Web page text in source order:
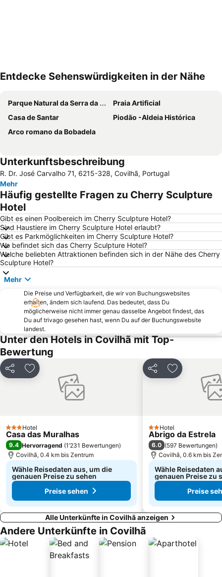
Entdecke Sehenswürdigkeiten in der Nähe
Parque Natural da Serra da Estrela
Praia Artificial
Casa de Santar
Piodão -Aldeia Histórica
Arco romano da Bobadela
Unterkunftsbeschreibung
R. Dr. José Carvalho 71, 6215-328, Covilhã, Portugal
Mehr
Häufig gestellte Fragen zu Cherry Sculpture
Hotel
Gibt es einen Poolbereich im Cherry Sculpture Hotel?
Sind Haustiere im Cherry Sculpture Hotel erlaubt?
Gibt es Parkmöglichkeiten im Cherry Sculpture Hotel?
Wo befindet sich das Cherry Sculpture Hotel?
Welche beliebten Attraktionen befinden sich in der Nähe des Cherry
Sculpture Hotel?
Mehr
Die Preise und Verfügbarkeit, die wir von Buchungswebsites
erhalten, ändern sich laufend. Das bedeutet, dass Du
möglicherweise nicht immer genau dasselbe Angebot findest, das
Du auf trivago gesehen hast, wenn Du auf der Buchungswebsite
landest.
Unter den Hotels in Covilhã mit Top-
Bewertung
Teilen Zu Favoriten hinzufügen
3 Sterne
Hotel
Casa das Muralhas
9.4 Hervorragend (1’231 Bewertungen)
Covilhã, 0.4 km bis Zentrum
Wähle Reisedaten aus, um die
genauen Preise zu sehen
Preise sehen
Teilen Zu Favoriten
2 Sterne
Hotel
Abrigo da Estrela
6.0 (597 Bewertungen)
Covilhã, 0.6 km bis
Wähle Reisedaten
genauen Preise zu
Preise
Alle Unterkünfte in Covilhã anzeigen
Andere Unterkünfte in Covilhã